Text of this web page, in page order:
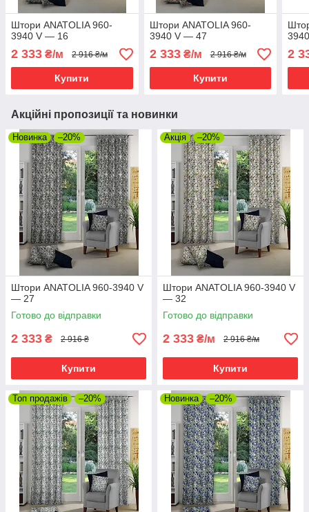
Штори ANATOLIA 960-
3940 V — 16
2 333 ₴/м 2 916 ₴/м
Купити
Штори ANATOLIA 960-
3940 V — 47
2 333₴/м 2 916 ₴/м
Купити
2
Акційні пропозиції та новинки
Новинка –20%
Штори ANATOLIA 960-3940 V
— 27
Готово до відправки
2 333 ₴ 2 916 ₴
Купити
Акція –20%
Штори ANATOLIA 960-3940 V
— 32
Готово до відправки
2 333 ₴/м 2 916 ₴/м
Купити
Топ продажів –20% Новинка –20%